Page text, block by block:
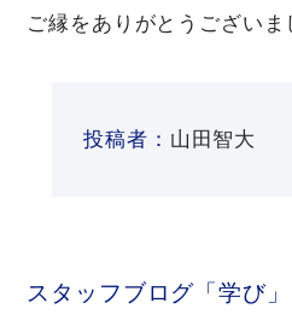
ご縁をありがとうございま
投稿者： 山田智大
スタッフブログ「学び